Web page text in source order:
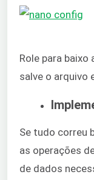
Role para baixo
salve o arquivo
Se tudo correu
as operações
de dados